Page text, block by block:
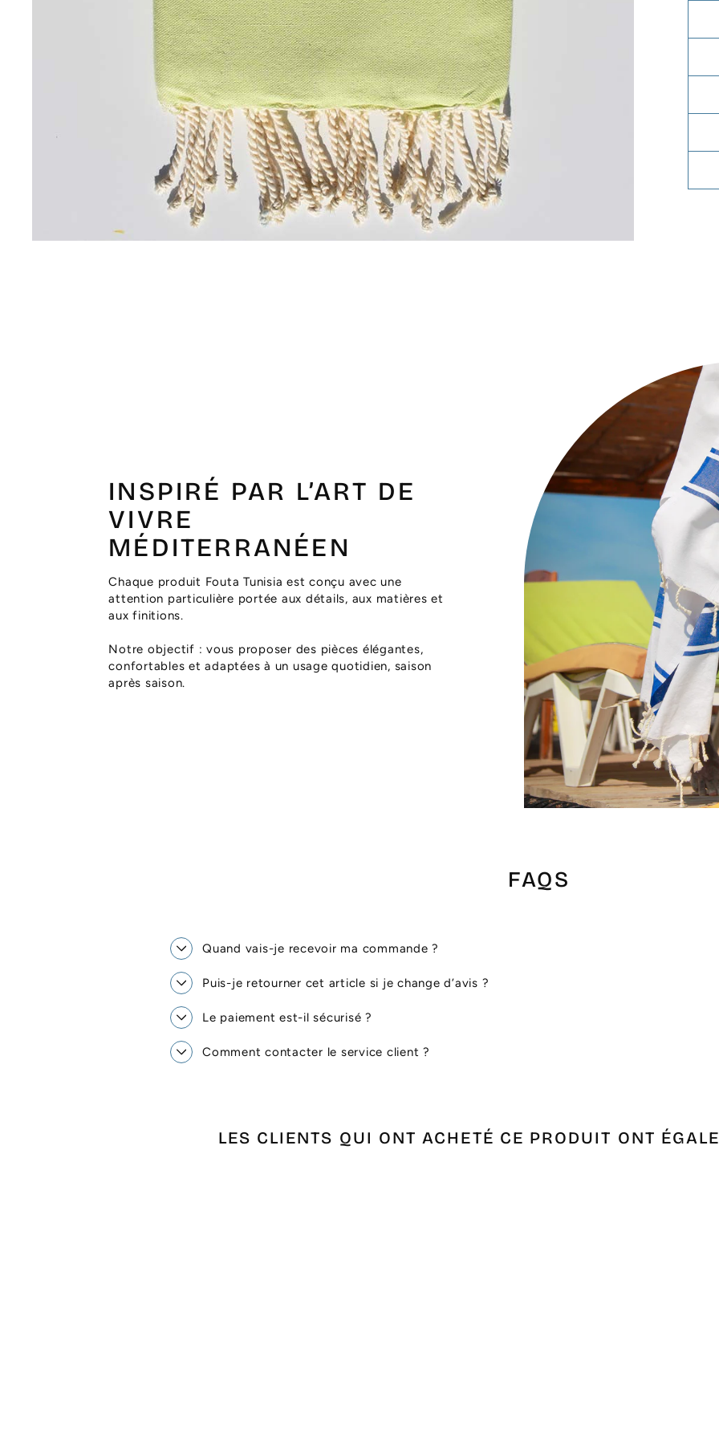
INSPIRÉ PAR L’ART DE
VIVRE
MÉDITERRANÉEN
Chaque produit Fouta Tunisia est conçu avec une
attention particulière portée aux détails, aux matières et
aux finitions.
Notre objectif : vous proposer des pièces élégantes,
confortables et adaptées à un usage quotidien, saison
après saison.
FAQS
Quand vais-je recevoir ma commande ?
Puis-je retourner cet article si je change d’avis ?
Le paiement est-il sécurisé ?
Comment contacter le service client ?
LES CLIENTS QUI ONT ACHETÉ CE PRODUIT ONT